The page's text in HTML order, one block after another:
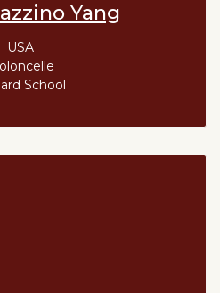
Yang
USA
School